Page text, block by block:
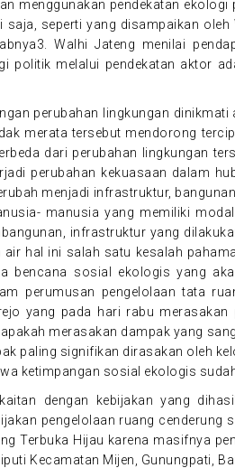
menggunakan pendekatan ekologi
seperti yang disampaikan oleh
Walhi Jateng menilai
politik melalui pendekatan aktor
perubahan lingkungan dinikmati
merata tersebut mendorong
dari perubahan lingkungan
perubahan kekuasaan dalam
menjadi infrastruktur,
manusia yang memiliki
infrastruktur yang
hal ini salah satu kesalah
bencana sosial ekologis yang
perumusan pengelolaan tata
yang pada hari rabu merasakan
merasakan dampak yang
paling signifikan dirasakan oleh
ketimpangan sosial ekologis
dengan kebijakan yang
pengelolaan ruang cenderung
Terbuka Hijau karena masifnya
Kecamatan Mijen, Gunungpati,